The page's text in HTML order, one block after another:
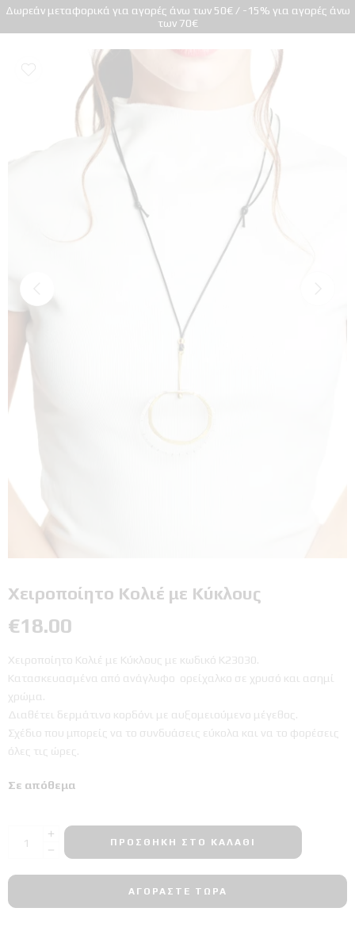
Δωρεάν μεταφορικά για αγορές άνω των 50€ / -15% για αγορές άνω
των 70€
Χειροποίητο Κολιέ με Κύκλους
€18.00
Χειροποίητο Κολιέ με Κύκλους με κωδικό Κ23030.
Κατασκευασμένα από ανάγλυφο ορείχαλκο σε χρυσό και ασημί
χρώμα.
Διαθέτει δερμάτινο κορδόνι με αυξομειούμενο μέγεθος.
Σχέδιο που μπορείς να το συνδυάσεις εύκολα και να το φορέσεις
όλες τις ώρες.
Σε απόθεμα
ΠΡΟΣΘΉΚΗ ΣΤΟ ΚΑΛΆΘΙ
ΑΓΟΡΆΣΤΕ ΤΏΡΑ